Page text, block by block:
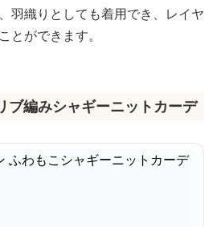
羽織りとしても着用でき、レイヤ
とができます。
ブ編みシャギーニットカーデ